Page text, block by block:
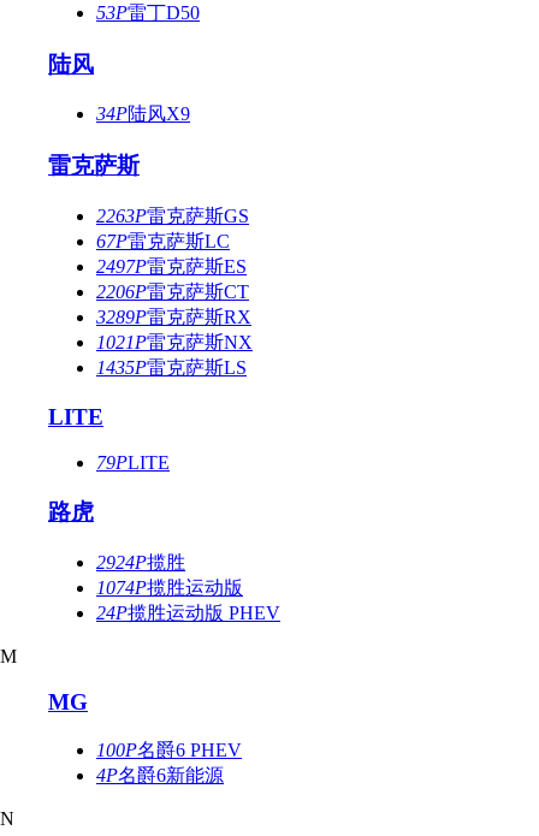
53P雷丁D50
陆风
34P陆风X9
雷克萨斯
2263P雷克萨斯GS
67P雷克萨斯LC
2497P雷克萨斯ES
2206P雷克萨斯CT
3289P雷克萨斯RX
1021P雷克萨斯NX
1435P雷克萨斯LS
LITE
79PLITE
路虎
2924P揽胜
1074P揽胜运动版
24P揽胜运动版 PHEV
M
MG
100P名爵6 PHEV
4P名爵6新能源
N